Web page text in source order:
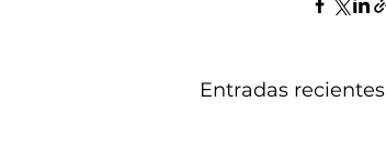
Entradas recientes